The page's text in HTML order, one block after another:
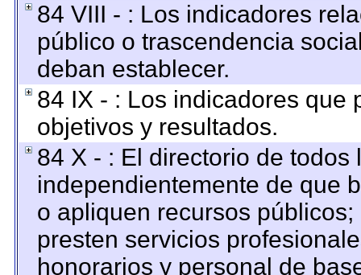
84 VIII - : Los indicadores
público o trascendencia
deban establecer.
84 IX - : Los indicadores que
objetivos y resultados.
84 X - : El directorio de
independientemente de que
o apliquen recursos
presten servicios
honorarios y personal de